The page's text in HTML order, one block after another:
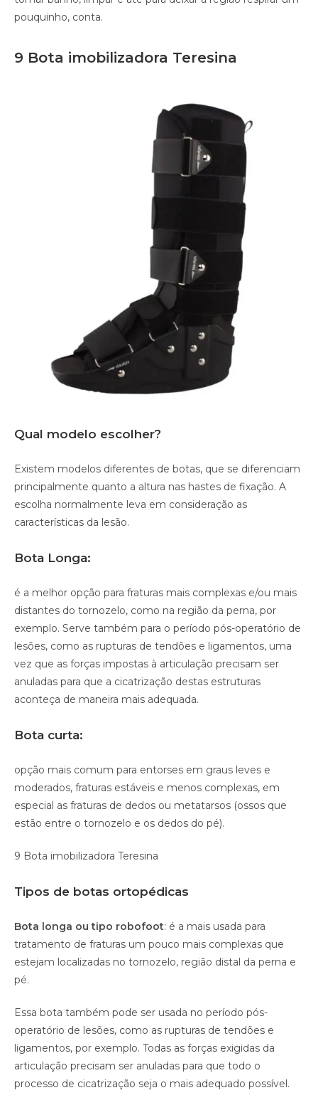
pouquinho, conta.
9 Bota imobilizadora Teresina
Qual modelo escolher?
Existem modelos diferentes de botas, que se diferenciam
principalmente quanto a altura nas hastes de fixação. A
escolha normalmente leva em consideração as
características da lesão.
Bota Longa:
é a melhor opção para fraturas mais complexas e/ou mais
distantes do tornozelo, como na região da perna, por
exemplo. Serve também para o período pós-operatório de
lesões, como as rupturas de tendões e ligamentos, uma
vez que as forças impostas à articulação precisam ser
anuladas para que a cicatrização destas estruturas
aconteça de maneira mais adequada.
Bota curta:
opção mais comum para entorses em graus leves e
moderados, fraturas estáveis e menos complexas, em
especial as fraturas de dedos ou metatarsos (ossos que
estão entre o tornozelo e os dedos do pé).
9 Bota imobilizadora Teresina
Tipos de botas ortopédicas
Bota longa ou tipo robofoot: é a mais usada para
tratamento de fraturas um pouco mais complexas que
estejam localizadas no tornozelo, região distal da perna e
pé.
Essa bota também pode ser usada no período pós-
operatório de lesões, como as rupturas de tendões e
ligamentos, por exemplo. Todas as forças exigidas da
articulação precisam ser anuladas para que todo o
processo de cicatrização seja o mais adequado possível.